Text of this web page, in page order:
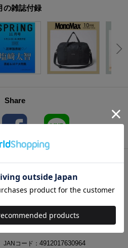
の雑誌付録
Share
併号発売中！
2026年8月・9月合併号
特別価格：1790円(税込)
JANコード： 4912017630964